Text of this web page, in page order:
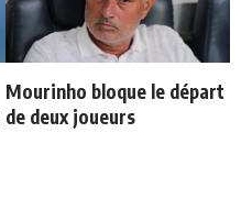
Mourinho bloque le départ
de deux joueurs